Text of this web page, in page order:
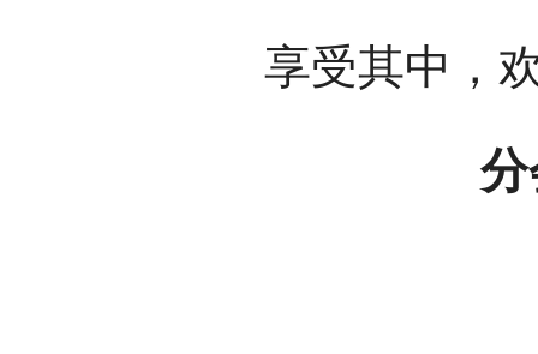
享受其中，
分会